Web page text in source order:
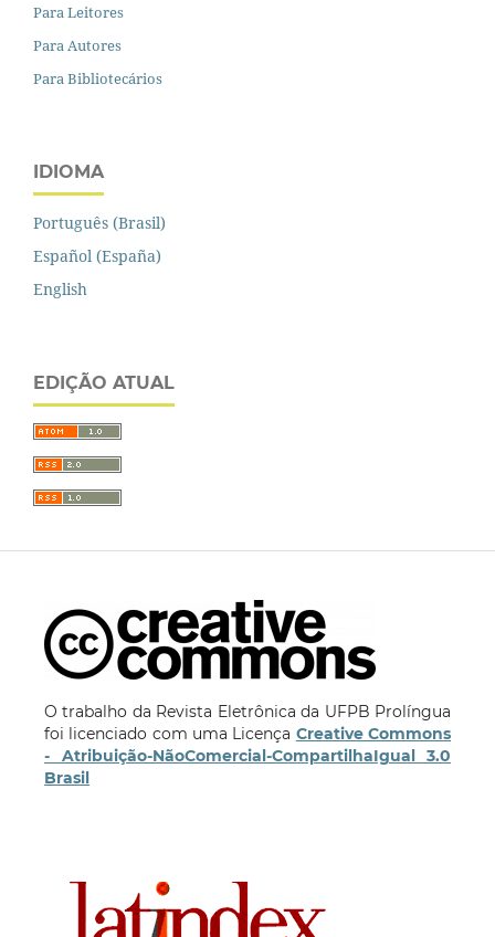
Para Leitores
Para Autores
Para Bibliotecários
IDIOMA
Português (Brasil)
Español (España)
English
EDIÇÃO ATUAL
O trabalho da Revista Eletrônica da UFPB Prolíngua
foi licenciado com uma Licença Creative Commons
- Atribuição-NãoComercial-CompartilhaIgual 3.0
Brasil